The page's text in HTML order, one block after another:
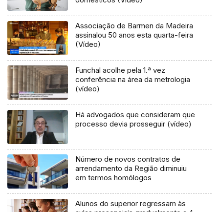
Associação de Barmen da Madeira
assinalou 50 anos esta quarta-feira
(Vídeo)
Funchal acolhe pela 1.ª vez
conferência na área da metrologia
(vídeo)
Há advogados que consideram que
processo devia prosseguir (vídeo)
Número de novos contratos de
arrendamento da Região diminuiu
em termos homólogos
Alunos do superior regressam às